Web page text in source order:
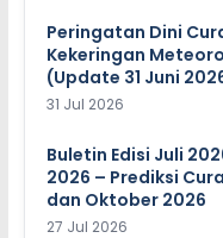
Peringatan Dini
Kekeringan
(Update 31 Juni
31 Jul 2026
Buletin Edisi Juli
2026 – Prediksi
dan Oktober 2026
27 Jul 2026